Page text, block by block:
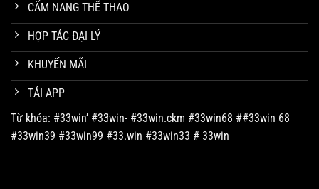
Đá Gà Cựa Sắt Trực Tiếp Hình Thức Chọi Gà Mới 2025
Tháng 3 19, 2025
CẨM NANG THỂ THAO
HỢP TÁC ĐẠI LÝ
KHUYẾN MÃI
TẢI APP
Từ khóa: #33win’ #33win- #33win.ckm #33win68 ##33win 68
#33win39 #33win99 #33.win #33win33 # 33win